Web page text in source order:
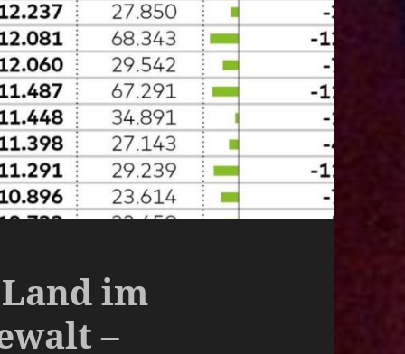
im
–